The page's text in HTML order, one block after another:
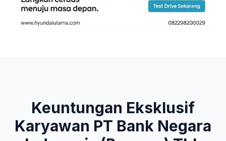
Keuntungan Eksklusif
Karyawan PT Bank Negara